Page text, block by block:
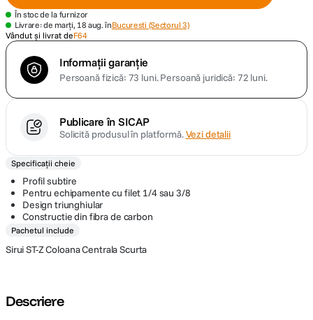
8. card memorie
10. dji osmo
În stoc de la furnizor
Livrare: de marți, 18 aug. înBucuresti (Sectorul 3)
Vândut și livrat deF64
Informații garanție
Persoană fizică: 73 luni.Persoană juridică: 72 luni.
Publicare în SICAP
Solicită produsul în platformă.Vezi detalii
Specificații cheie
Profil subtire
Pentru echipamente cu filet 1/4 sau 3/8
Design triunghiular
Constructie din fibra de carbon
Pachetul include
Sirui ST-Z Coloana Centrala Scurta
Descriere